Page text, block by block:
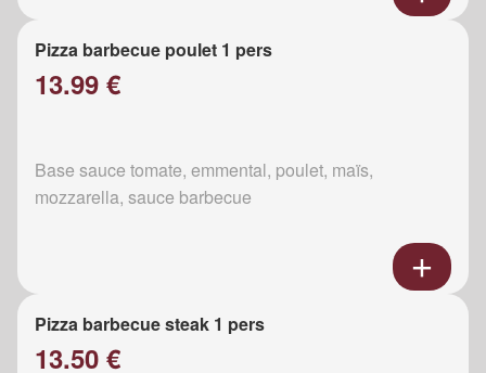
Pizza barbecue poulet 1 pers
13.99 €
Base sauce tomate, emmental, poulet, maïs,
mozzarella, sauce barbecue
Pizza barbecue steak 1 pers
13.50 €